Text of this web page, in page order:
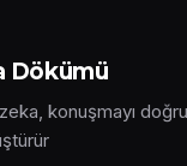
Dökümü
konuşmayı